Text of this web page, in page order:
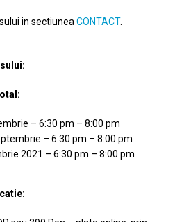
in sectiuneaCONTACT.
– 6:30 pm – 8:00 pm
– 6:30 pm – 8:00 pm
2021 – 6:30 pm – 8:00 pm